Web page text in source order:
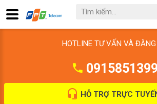
HOTLINE TƯ VẤN VÀ ĐĂNG
0915851399
HỖ TRỢ TRỰC